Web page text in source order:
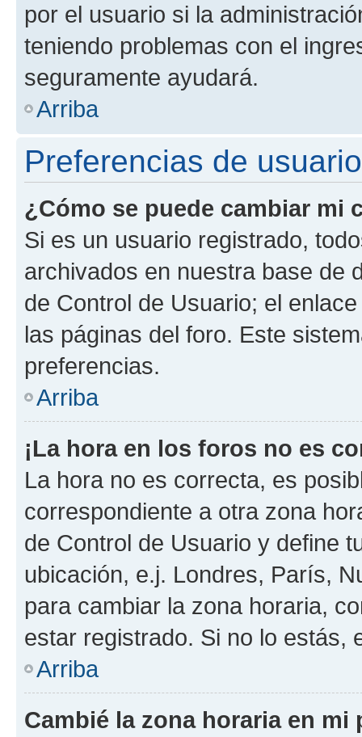
por el usuario si la
teniendo problemas con el
seguramente ayudará.
Arriba
Preferencias de
¿Cómo se puede cambiar mi
Si es un usuario registrado,
archivados en nuestra base de
de Control de Usuario; el
las páginas del foro. Este
preferencias.
Arriba
¡La hora en los foros no es
La hora no es correcta, es
correspondiente a otra zona
de Control de Usuario y define
ubicación, e.j. Londres, París,
para cambiar la zona horaria,
estar registrado. Si no lo estás,
Arriba
Cambié la zona horaria en